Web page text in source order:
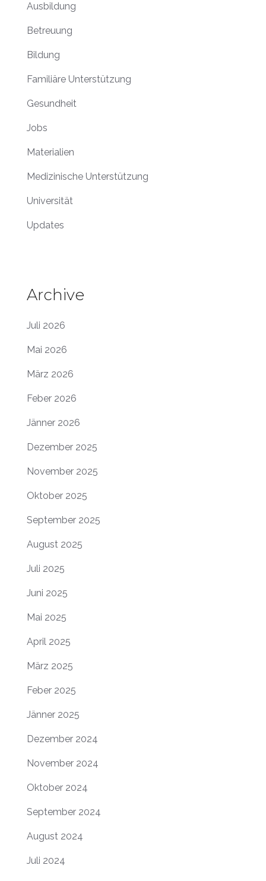
Ausbildung
Betreuung
Bildung
Familiäre Unterstützung
Gesundheit
Jobs
Materialien
Medizinische Unterstützung
Universität
Updates
Archive
Juli 2026
Mai 2026
März 2026
Feber 2026
Jänner 2026
Dezember 2025
November 2025
Oktober 2025
September 2025
August 2025
Juli 2025
Juni 2025
Mai 2025
April 2025
März 2025
Feber 2025
Jänner 2025
Dezember 2024
November 2024
Oktober 2024
September 2024
August 2024
Juli 2024